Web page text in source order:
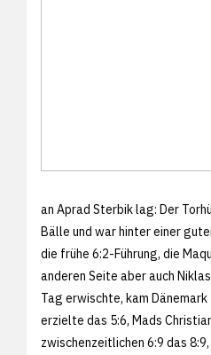
an Aprad Sterbik lag: Der
Bälle und war hinter einer
die frühe 6:2-Führung, die
anderen Seite aber auch
Tag erwischte, kam
erzielte das 5:6, Mads
zwischenzeitlichen 6:9 das